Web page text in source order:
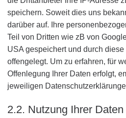
speichern. Soweit dies uns
darüber auf. Ihre
Teil von Dritten wie zB von
USA gespeichert und durch
offengelegt. Um zu erfahren, für
Offenlegung Ihrer Daten erfolgt,
jeweiligen
2.2. Nutzung Ihrer Daten